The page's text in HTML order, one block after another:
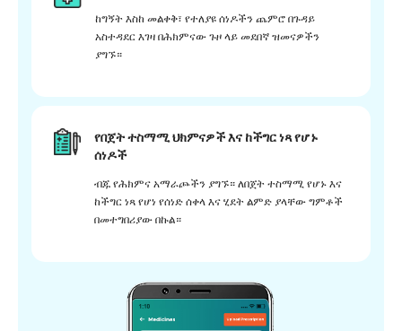
ከግኝት እስከ መልቀቅ፣ የተለያዩ ሰነዶችን ጨምሮ በጉዳይ
አስተዳደር እገዛ በሕክምናው ጉዞ ላይ መደበኛ ዝመናዎችን
ያግኙ።
የበጀት ተስማሚ ህክምናዎች እና ከችግር ነጻ የሆኑ
ሰነዶች
ብጁ የሕክምና አማራጮችን ያግኙ። ለበጀት ተስማሚ የሆኑ እና
ከችግር ነጻ የሆነ የሰነድ ሰቀላ እና ሂደት ልምድ ያላቸው ግምቶች
በመተግበሪያው በኩል።